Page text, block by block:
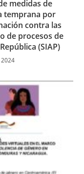
medidas de
temprana por
contra las
de procesos de
(SIAP)